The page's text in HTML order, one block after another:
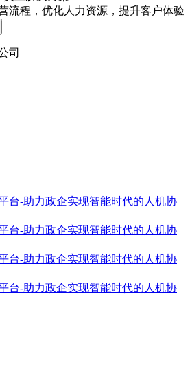
流程，优化人力资源，提升客户体验
司